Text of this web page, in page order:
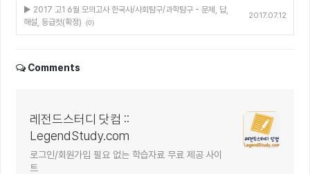
▶ 2017 고1 6월 모의고사 한국사/사회탐구/과학탐구 - 문제, 답,
해설, 등급컷(확정)
(0)
2017.07.12
Comments
레전드스터디 닷컴 ::
LegendStudy.com
로그인/회원가입 필요 없는 학습자료 무료 제공 사이
트